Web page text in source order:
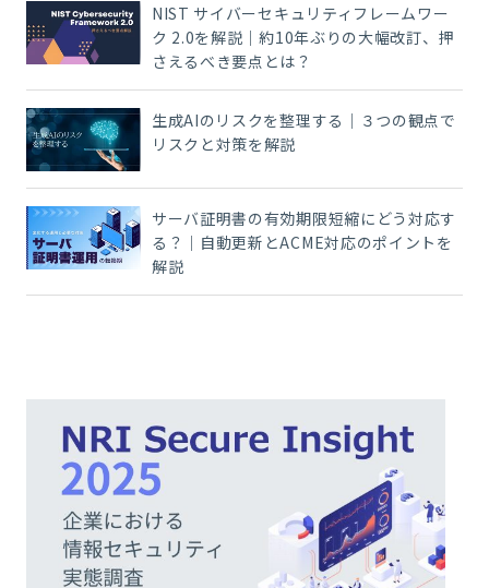
NIST サイバーセキュリティフレームワー
ク 2.0を解説｜約10年ぶりの大幅改訂、押
さえるべき要点とは？
生成AIのリスクを整理する｜３つの観点で
リスクと対策を解説
サーバ証明書の有効期限短縮にどう対応す
る？｜自動更新とACME対応のポイントを
解説